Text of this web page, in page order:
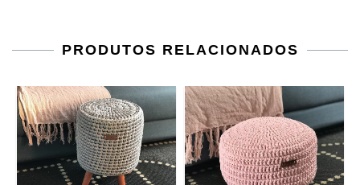
PRODUTOS RELACIONADOS